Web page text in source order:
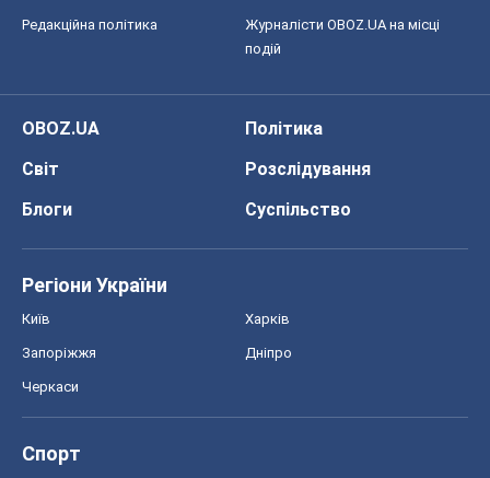
Редакційна політика
Журналісти OBOZ.UA на місці
подій
OBOZ.UA
Політика
Світ
Розслідування
Блоги
Суспільство
Регіони України
Київ Харків
Запоріжжя Дніпро
Черкаси
Спорт